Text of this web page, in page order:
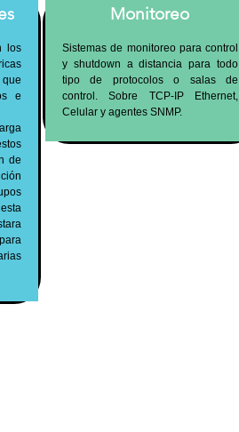
los
e
de
Monitoreo
Sistemas de monitoreo para control
y shutdown a distancia para todo
tipo de protocolos o salas de
control. Sobre TCP-IP Ethernet,
Celular y agentes SNMP.